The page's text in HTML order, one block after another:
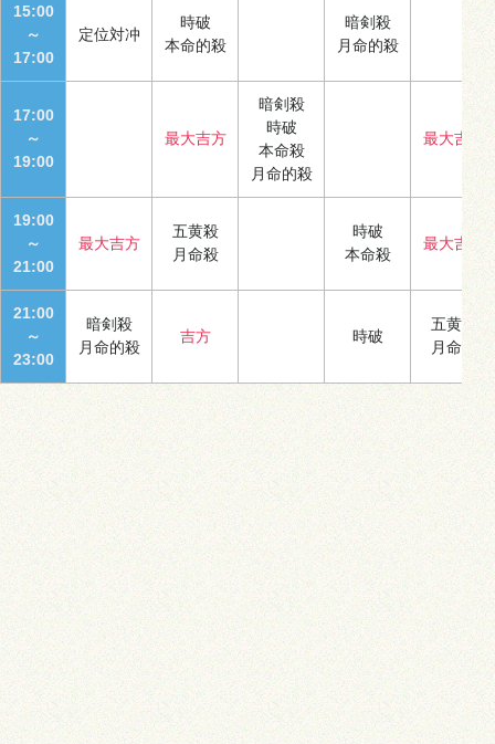
15:00
～
17:00
定位対冲
時破
本命的殺
暗剣殺
月命的殺
17:00
～
19:00
最大吉方
暗剣殺
時破
本命殺
月命的殺
最大吉方
19:00
～
21:00
最大吉方
五黄殺
月命殺
時破
本命殺
最大吉方
21:00
～
23:00
暗剣殺
月命的殺
吉方 時破
五黄殺
月命殺